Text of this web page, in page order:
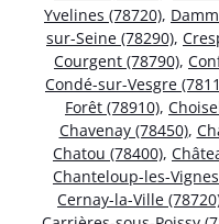
Yvelines (78720),
sur-Seine (78290),
Courgent (78790),
Condé-sur-Vesgre
Forêt (78910),
Chavenay (78450),
Chatou (78400),
Chanteloup-les-
Cernay-la-Ville